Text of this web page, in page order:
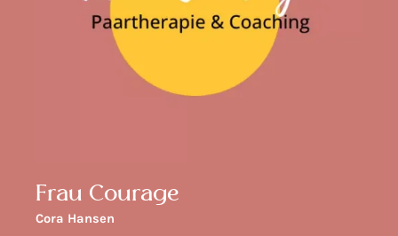
Frau Courage
Cora Hansen